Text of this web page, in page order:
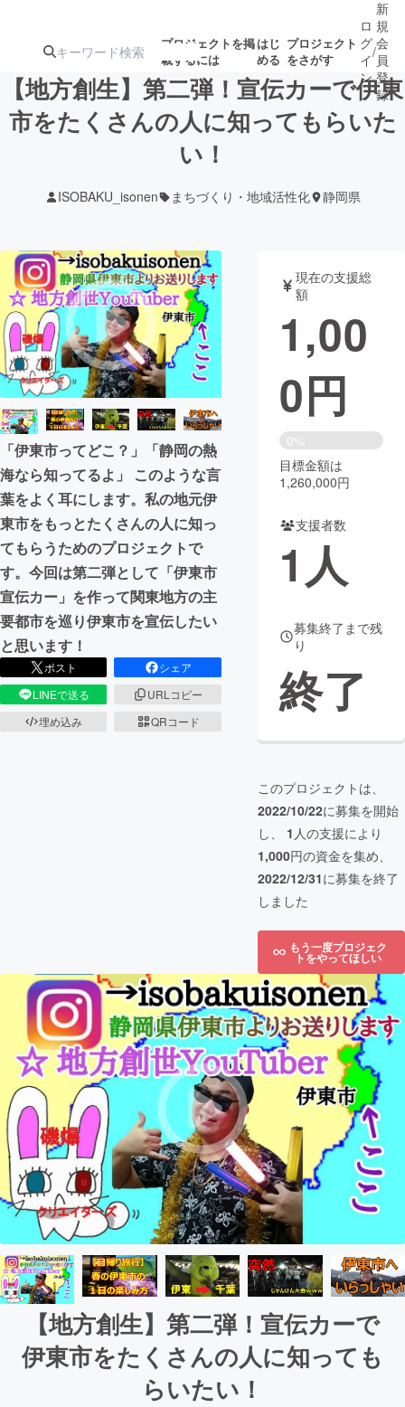
プロジェクトを掲
載するには
はじ
める
プロジェクト
をさがす
注目の新着プロ
テクノロジー・ガジェット
映像・映画 書籍・雑誌
ビジネス・起業 チャレンジ
まちづくり・地域活性化
CAMPFIRE for Social Good
CAMPFIRE Creation
CAMPFIREふるさと納税machi-ya コミュニティ
ロ
グ
イ
ン
/
新
規
会
員
登
録
【地方創生】第二弾！宣伝カーで伊東
市をたくさんの人に知ってもらいた
い！
ISOBAKU_isonen まちづくり・地域活性化 静岡県
「伊東市ってどこ？」「静岡の熱
海なら知ってるよ」 このような言
葉をよく耳にします。私の地元伊
東市をもっとたくさんの人に知っ
てもらうためのプロジェクトで
す。今回は第二弾として「伊東市
宣伝カー」を作って関東地方の主
要都市を巡り伊東市を宣伝したい
と思います！
ポスト
シェア
LINEで送る
URLコピー
埋め込み
QRコード
現在の支援総
額
1,00
0円
0%
目標金額は
1,260,000円
支援者数
1人
募集終了まで残
り
終了
このプロジェクトは、
2022/10/22に募集を開始
し、 1 人の支援により
1,000円の資金を集め、
2022/12/31に募集を終了
しました
もう一度プロジェク
トをやってほしい
【地方創生】第二弾！宣伝カーで
伊東市をたくさんの人に知っても
らいたい！